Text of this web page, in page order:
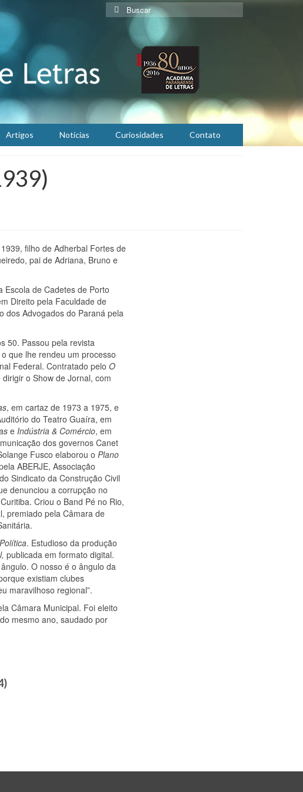
Buscar
por:
Artigos Notícias Curiosidades Contato
filho de Adherbal Fortes de
pai de Adriana, Bruno e
Escola de Cadetes de Porto
Direito pela Faculdade de
dos Advogados do Paraná pela
50. Passou pela revista
que lhe rendeu um processo
Federal. Contratado pelo O
o Show de Jornal, com
, em cartaz de 1973 a 1975, e
do Teatro Guaíra, em
e Indústria & Comércio, em
dos governos Canet
Fusco elaborou o Plano
ABERJE, Associação
Sindicato da Construção Civil
denunciou a corrupção no
Criou o Band Pé no Rio,
premiado pela Câmara de
. Estudioso da produção
publicada em formato digital.
O nosso é o ângulo da
existiam clubes
maravilhoso regional”.
Câmara Mu­nicipal. Foi eleito
mesmo ano, saudado por